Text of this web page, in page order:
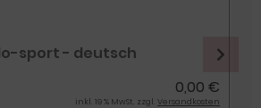
sport - deutsch
0,00 €
inkl. 19 % MwSt. zzgl. Versandkosten